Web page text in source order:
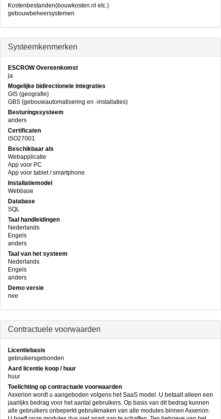
Kostenbestanden(bouwkosten.nl etc.)
gebouwbeheersystemen
Systeemkenmerken
ESCROW Overeenkomst
ja
Mogelijke bidirectionele integraties
GIS (geografie)
GBS (gebouwautomatisering en -installaties)
Besturingssysteem
anders
Certificaten
ISO27001
Beschikbaar als
Webapplicatie
App voor PC
App voor tablet / smartphone
Installatiemodel
Webbase
Database
SQL
Taal handleidingen
Nederlands
Engels
anders
Taal van het systeem
Nederlands
Engels
anders
Demo versie
nee
Contractuele voorwaarden
Licentiebasis
gebruikersgebonden
Aard licentie koop / huur
huur
Toelichting op contractuele voorwaarden
Axxerion wordt u aangeboden volgens het SaaS model. U betaalt alleen een
jaarlijks bedrag voor het aantal gebruikers. Op basis van dit bedrag kunnen
alle gebruikers onbeperkt gebruikmaken van alle modules binnen Axxerion.